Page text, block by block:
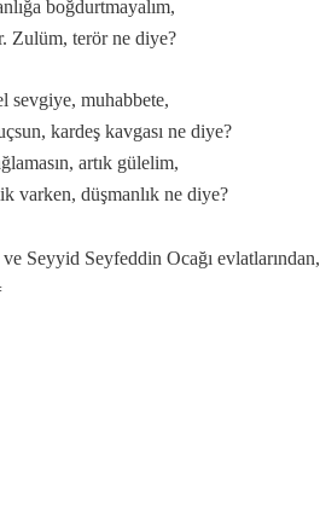
boğdurtmayalım,
Zulüm, terör ne diye?
sevgiye, muhabbete,
kardeş kavgası ne diye?
artık gülelim,
varken, düşmanlık ne diye?
Seyyid Seyfeddin Ocağı evlatlarından,